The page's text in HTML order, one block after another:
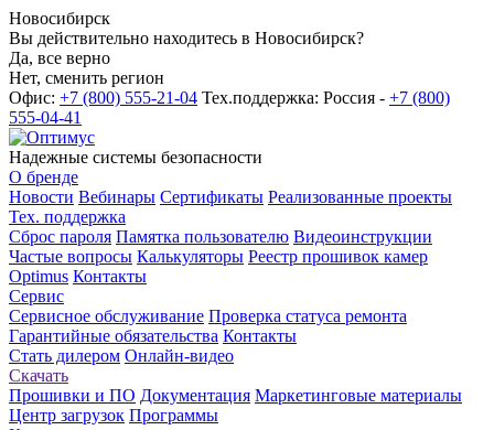
Новосибирск
Вы действительно находитесь в Новосибирск?
Да, все верно
Нет, сменить регион
Офис: +7 (800) 555-21-04 Тех.поддержка: Россия - +7 (800)
555-04-41
Надежные системы безопасности
О бренде
Новости Вебинары Сертификаты Реализованные проекты
Тех. поддержка
Сброс пароля Памятка пользователю Видеоинструкции
Частые вопросы Калькуляторы Реестр прошивок камер
Optimus Контакты
Сервис
Сервисное обслуживание Проверка статуса ремонта
Гарантийные обязательства Контакты
Стать дилером Онлайн-видео
Скачать
Прошивки и ПО Документация Маркетинговые материалы
Центр загрузок Программы